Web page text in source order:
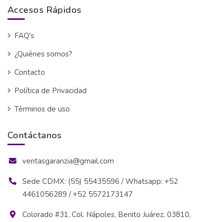
Accesos Rápidos
FAQ's
¿Quiénes somos?
Contacto
Política de Privacidad
Términos de uso
Contáctanos
ventasgaranzia@gmail.com
Sede CDMX: (55) 55435596 / Whatsapp: +52
4461056289 / +52 5572173147
Colorado #31, Col. Nápoles, Benito Juárez, 03810,